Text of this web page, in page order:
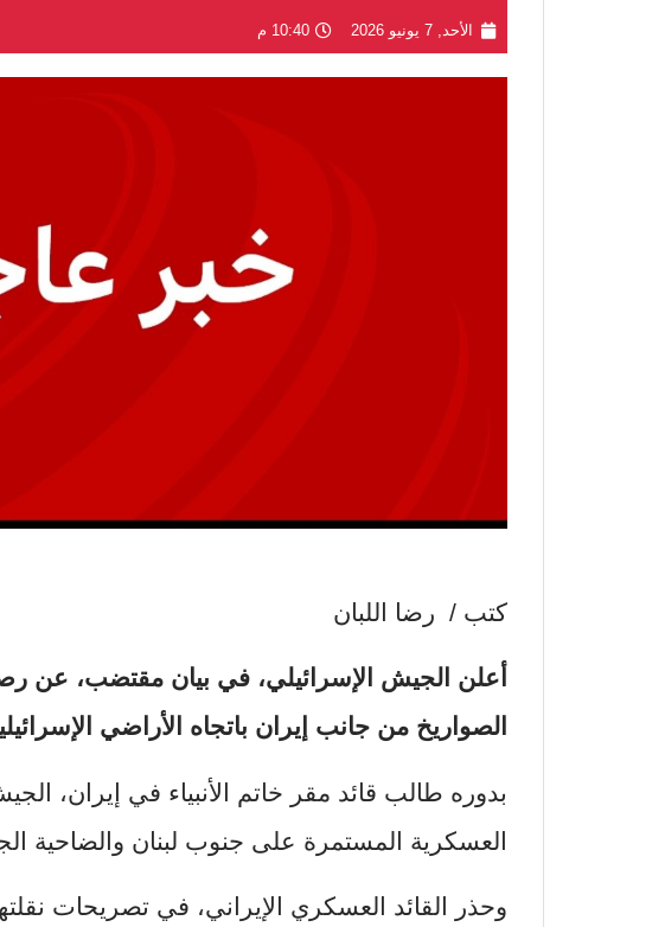
الأحد, 7 يونيو 2026 10:40 م
كتب / رضا اللبان
أعلن الجيش الإسرائيلي، في بيان مقتضب، عن
الصواريخ من جانب إيران باتجاه الأراضي
بدوره طالب قائد مقر خاتم الأنبياء في إيران،
العسكرية المستمرة على جنوب لبنان والضاحية
وحذر القائد العسكري الإيراني، في تصريحات